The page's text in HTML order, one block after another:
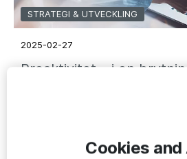
STRATEGI & UTVECKLING
2025-02-27
Proaktivitet – i en
Cookies and